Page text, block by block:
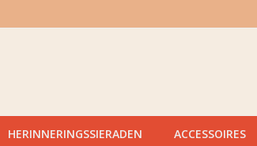
HERINNERINGSSIERADEN ACCESSOIRES